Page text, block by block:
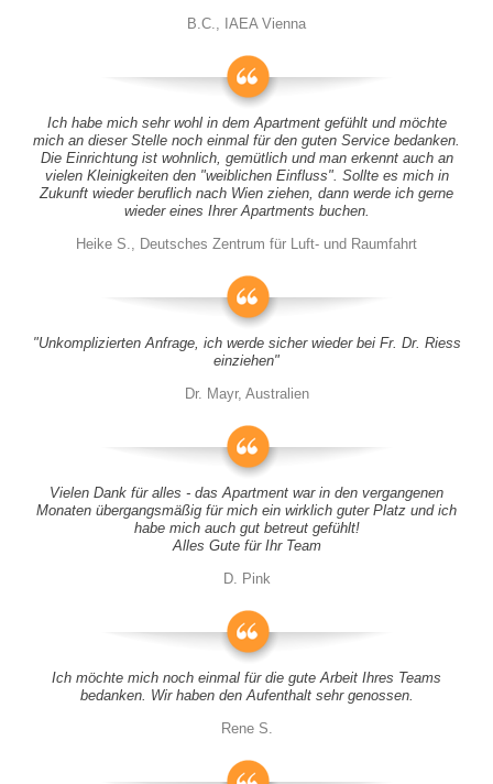
B.C., IAEA Vienna
Ich habe mich sehr wohl in dem Apartment gefühlt und möchte
mich an dieser Stelle noch einmal für den guten Service bedanken.
Die Einrichtung ist wohnlich, gemütlich und man erkennt auch an
vielen Kleinigkeiten den "weiblichen Einfluss". Sollte es mich in
Zukunft wieder beruflich nach Wien ziehen, dann werde ich gerne
wieder eines Ihrer Apartments buchen.
Heike S., Deutsches Zentrum für Luft- und Raumfahrt
"Unkomplizierten Anfrage, ich werde sicher wieder bei Fr. Dr. Riess
einziehen"
Dr. Mayr, Australien
Vielen Dank für alles - das Apartment war in den vergangenen
Monaten übergangsmäßig für mich ein wirklich guter Platz und ich
habe mich auch gut betreut gefühlt!
Alles Gute für Ihr Team
D. Pink
Ich möchte mich noch einmal für die gute Arbeit Ihres Teams
bedanken. Wir haben den Aufenthalt sehr genossen.
Rene S.